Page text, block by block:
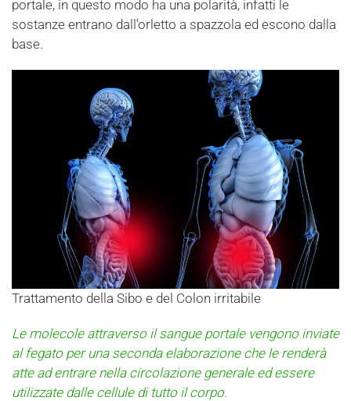
portale, in questo modo ha una polarità, infatti le
sostanze entrano dall’orletto a spazzola ed escono dalla
base.
Trattamento della Sibo e del Colon irritabile
Le molecole attraverso il sangue portale vengono inviate
al fegato per una seconda elaborazione che le renderà
atte ad entrare nella circolazione generale ed essere
utilizzate dalle cellule di tutto il corpo.